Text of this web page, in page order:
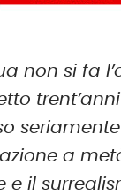
non si fa
seriamente
a
e il